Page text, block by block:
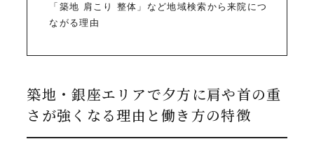
「築地 肩こり 整体」など地域検索から来院につ
ながる理由
築地・銀座エリアで夕方に肩や首の重
さが強くなる理由と働き方の特徴